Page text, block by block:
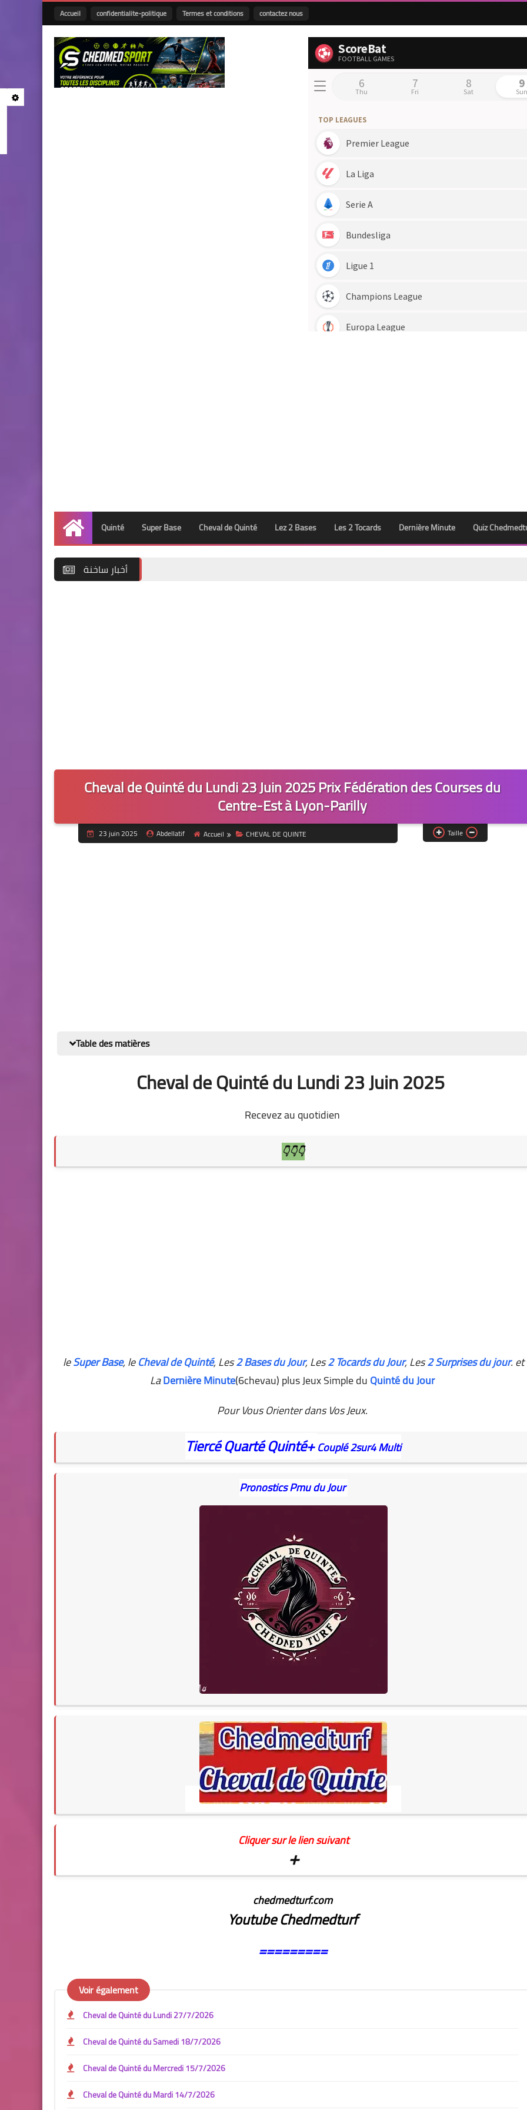
Accueil confidentialite-politique Termes et conditions contactez nous
Accueil
Quinté Super Base Cheval de Quinté Lez 2 Bases Les 2 Tocards Dernière Minute Quiz
أخبار ساخنة
Cheval de Quinté du Lundi 23 Juin 2025 Prix Fédération des Courses du
Centre-Est à Lyon-Parilly
23 juin 2025 Abdellatif Accueil CHEVAL DE QUINTE Taille
Table des matières
Cheval de Quinté du Lundi 23 Juin 2025
Recevez au quotidien
👇👇👇
leSuper Base, leCheval de Quinté, Les2 Bases du Jour,Les2 Tocards du Jour, Les2 Surprises du jour. et
LaDernière Minute(6chevau) plus Jeux Simple duQuinté du Jour
Pour Vous Orienter dans Vos Jeux.
TiercéQuartéQuinté+Couplé2sur4Multi
Pronostics Pmu du Jour
Cliquer sur le lien suivant
+
chedmedturf.com
Youtube Chedmedturf
=========
Voir également
Cheval de Quinté du Lundi 27/7/2026
Cheval de Quinté du Samedi 18/7/2026
Cheval de Quinté du Mercredi 15/7/2026
Cheval de Quinté du Mardi 14/7/2026